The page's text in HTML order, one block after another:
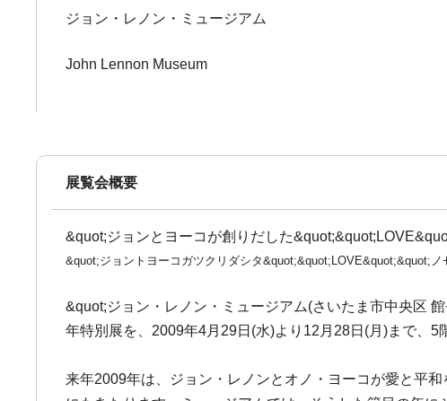
ジョン・レノン・ミュージアム
John Lennon Museum
展覧会概要
&quot;ジョンとヨーコが創りだした
&quot;ジョントヨーコガツクリダシタ&quot;&quot;LOVE&quot;&quot;ノ
&quot;ジョン・レノン・ミュージアム(さいたま市中央区
年特別展を、2009年4月29日(水)より12月28日(月)まで、5
来年2009年は、ジョン・レノンとオノ・ヨーコが愛と平